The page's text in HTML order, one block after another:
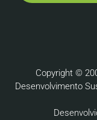
Copyright ©
Desenvolvimento